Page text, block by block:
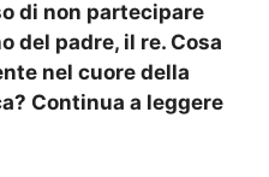
di non partecipare
del padre, il re. Cosa
nel cuore della
Continua a leggere